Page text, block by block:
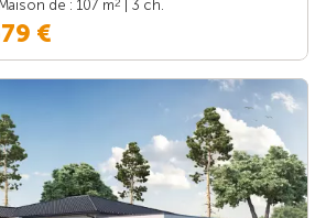
Maison de : 107 m2
| 3 ch.
€